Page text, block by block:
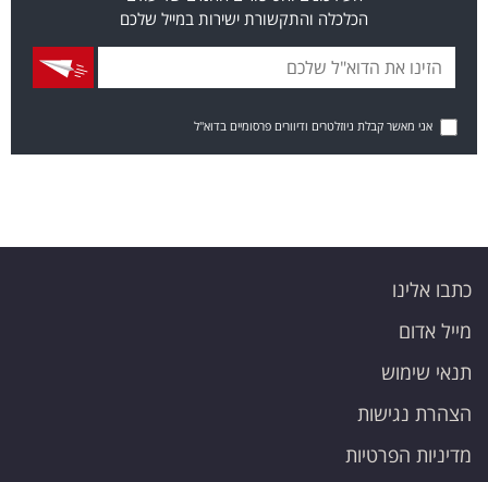
הכלכלה והתקשורת ישירות במייל שלכם
אני מאשר קבלת ניוזלטרים ודיוורים פרסומיים בדוא"ל
כתבו אלינו
מייל אדום
תנאי שימוש
הצהרת נגישות
מדיניות הפרטיות